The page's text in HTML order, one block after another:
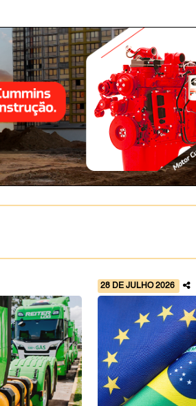
28 DE JULHO 2026